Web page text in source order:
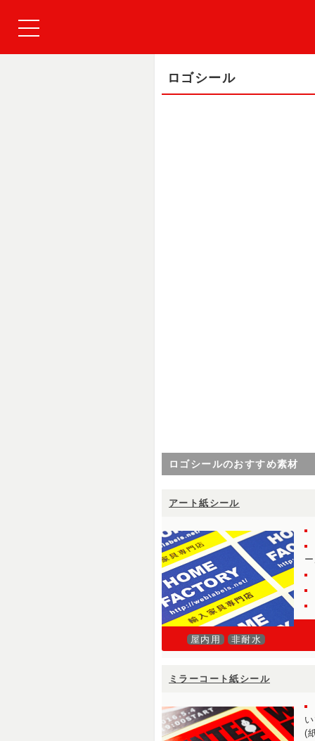
ロゴシール
ロゴシールのおすすめ素材
アート紙シール
屋内用 非耐水
ミラーコート紙シール
(